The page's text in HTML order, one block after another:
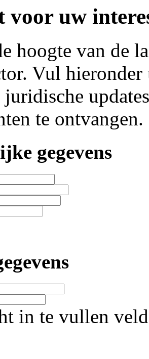
voor uw
hoogte van de
Vul
juridische
te ontvangen.
gegevens
in te vullen